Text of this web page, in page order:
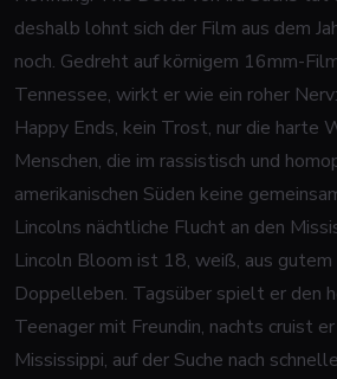
deshalb lohnt sich der Film aus dem
noch. Gedreht auf körnigem 16mm-
Tennessee, wirkt er wie ein roher
Happy Ends, kein Trost, nur die harte
Menschen, die im rassistisch und
amerikanischen Süden keine
Lincolns nächtliche Flucht an den
Lincoln Bloom ist 18, weiß, aus gutem
Doppelleben. Tagsüber spielt er den
Teenager mit Freundin, nachts cruist
Mississippi, auf der Suche nach